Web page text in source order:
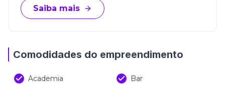
Saiba mais
Comodidades do empreendimento
Academia
Bar